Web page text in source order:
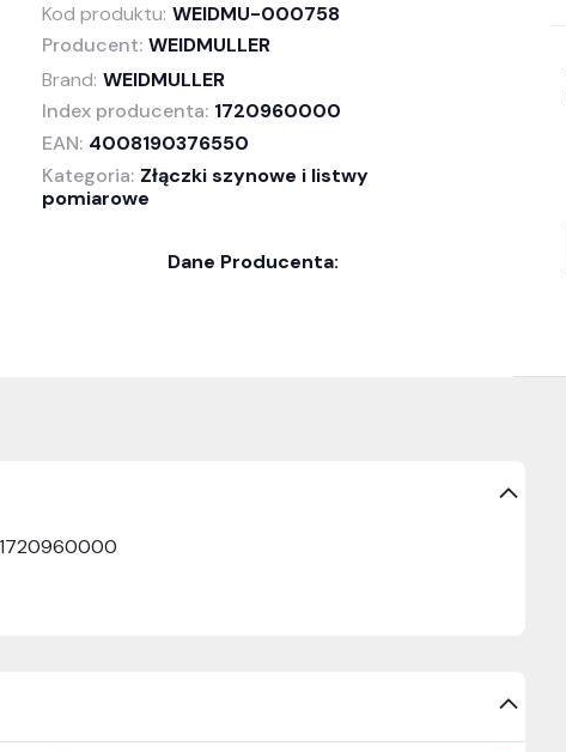
Kod produktu: WEIDMU-000758
Producent: WEIDMULLER
Brand: WEIDMULLER
Index producenta: 1720960000
EAN: 4008190376550
Kategoria: Złączki szynowe i listwy
pomiarowe
Dane Producenta:
1720960000